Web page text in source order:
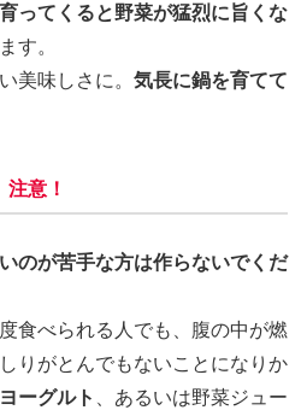
ってくると野菜が猛烈に旨くな
す。
美味しさに。 気長に鍋を育てて
注意！
のが苦手な方は作らないでくだ
食べられる人でも、腹の中が燃
りがとんでもないことになりか
ーグルト
、あるいは野菜ジュー